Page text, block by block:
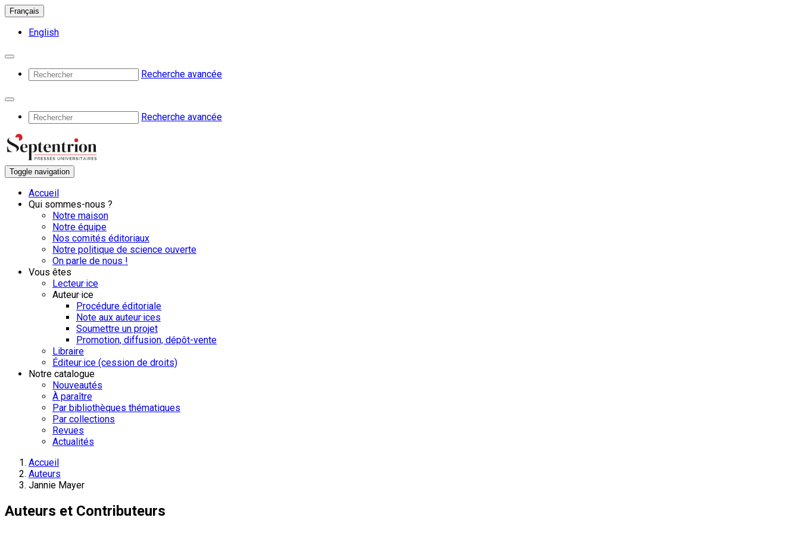
Français
English
Recherche avancée
Recherche avancée
Toggle navigation
Accueil
Qui sommes-nous ?
Notre maison
Notre équipe
Nos comités éditoriaux
Notre politique de science ouverte
On parle de nous !
Vous êtes
Lecteur·ice
Auteur·ice
Procédure éditoriale
Note aux auteur·ices
Soumettre un projet
Promotion, diffusion, dépôt-vente
Libraire
Éditeur·ice (cession de droits)
Notre catalogue
Nouveautés
À paraître
Par bibliothèques thématiques
Par collections
Revues
Actualités
Accueil
Auteurs
Jannie Mayer
Auteurs et Contributeurs